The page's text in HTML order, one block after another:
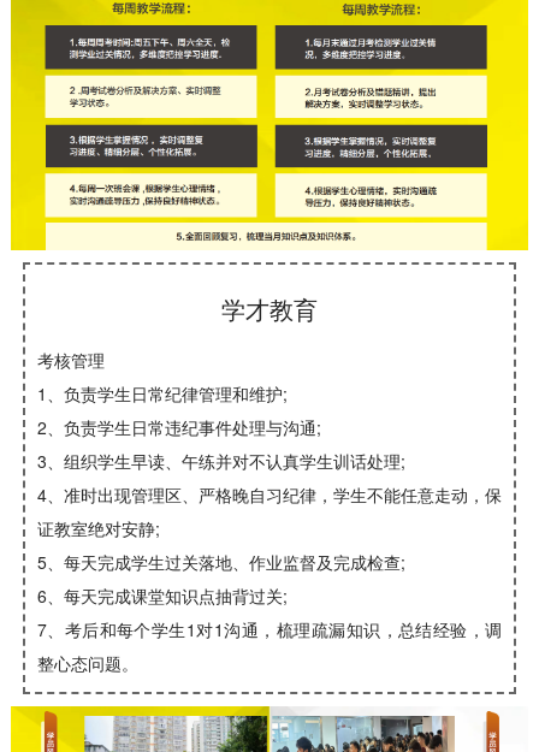
学才教育
考核管理
1、负责学生日常纪律管理和维护;
2、负责学生日常违纪事件处理与沟通;
3、组织学生早读、午练并对不认真学生训话处理;
4、准时出现管理区、严格晚自习纪律，学生不能任意走动，保
证教室绝对安静;
5、每天完成学生过关落地、作业监督及完成检查;
6、每天完成课堂知识点抽背过关;
7、考后和每个学生1对1沟通，梳理疏漏知识，总结经验，调
整心态问题。